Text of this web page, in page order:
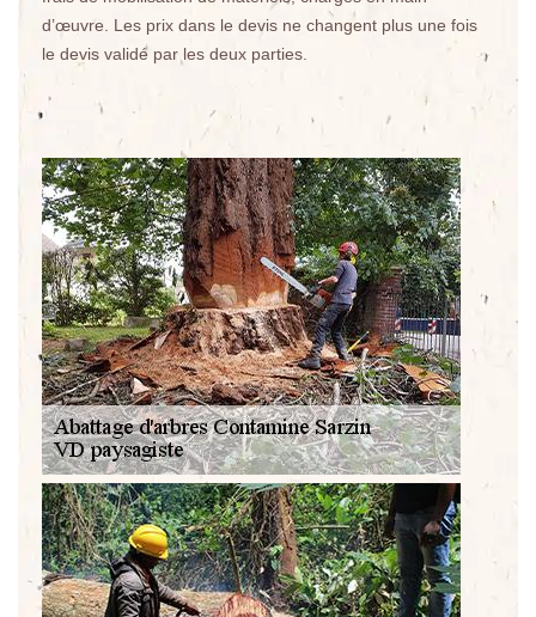
d’œuvre. Les prix dans le devis ne changent plus une fois
le devis validé par les deux parties.